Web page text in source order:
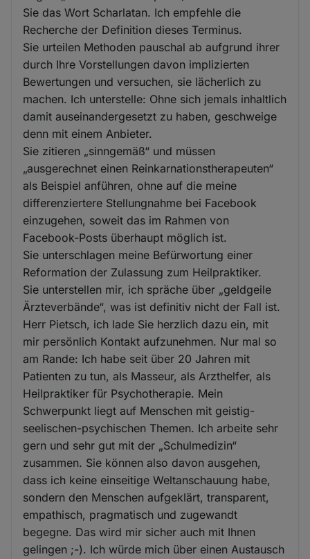
Sie das Wort Scharlatan. Ich empfehle die
Recherche der Definition dieses Terminus.
Sie urteilen Methoden pauschal ab aufgrund ihrer
durch Ihre Vorstellungen davon implizierten
Bewertungen und versuchen, sie lächerlich zu
machen. Ich unterstelle: Ohne sich jemals inhaltlich
damit auseinandergesetzt zu haben, geschweige
denn mit einem Anbieter.
Sie zitieren „sinngemäß“ und müssen
„ausgerechnet einen Reinkarnationstherapeuten“
als Beispiel anführen, ohne auf die meine
differenziertere Stellungnahme bei Facebook
einzugehen, soweit das im Rahmen von
Facebook-Posts überhaupt möglich ist.
Sie unterschlagen meine Befürwortung einer
Reformation der Zulassung zum Heilpraktiker.
Sie unterstellen mir, ich spräche über „geldgeile
Ärzteverbände“, was ist definitiv nicht der Fall ist.
Herr Pietsch, ich lade Sie herzlich dazu ein, mit
mir persönlich Kontakt aufzunehmen. Nur mal so
am Rande: Ich habe seit über 20 Jahren mit
Patienten zu tun, als Masseur, als Arzthelfer, als
Heilpraktiker für Psychotherapie. Mein
Schwerpunkt liegt auf Menschen mit geistig-
seelischen-psychischen Themen. Ich arbeite sehr
gern und sehr gut mit der „Schulmedizin“
zusammen. Sie können also davon ausgehen,
dass ich keine einseitige Weltanschauung habe,
sondern den Menschen aufgeklärt, transparent,
empathisch, pragmatisch und zugewandt
begegne. Das wird mir sicher auch mit Ihnen
gelingen ;-). Ich würde mich über einen Austausch